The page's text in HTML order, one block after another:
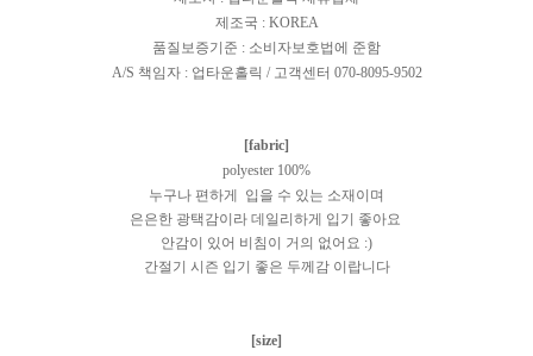
제조국 : KOREA
품질보증기준 : 소비자보호법에 준함
A/S 책임자 : 업타운홀릭 / 고객센터 070-8095-9502
[fabric]
polyester 100%
누구나 편하게 입을 수 있는 소재이며
은은한 광택감이라 데일리하게 입기 좋아요
안감이 있어 비침이 거의 없어요 :)
간절기 시즌 입기 좋은 두께감 이랍니다
[size]